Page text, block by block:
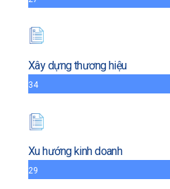
Xây dựng thương hiệu
34
Xu hướng kinh doanh
29